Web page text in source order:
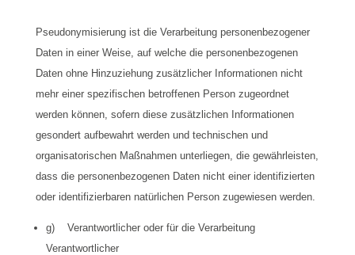
Pseudonymisierung ist die Verarbeitung personenbezogener
Daten in einer Weise, auf welche die personenbezogenen
Daten ohne Hinzuziehung zusätzlicher Informationen nicht
mehr einer spezifischen betroffenen Person zugeordnet
werden können, sofern diese zusätzlichen Informationen
gesondert aufbewahrt werden und technischen und
organisatorischen Maßnahmen unterliegen, die gewährleisten,
dass die personenbezogenen Daten nicht einer identifizierten
oder identifizierbaren natürlichen Person zugewiesen werden.
g) Verantwortlicher oder für die Verarbeitung
Verantwortlicher